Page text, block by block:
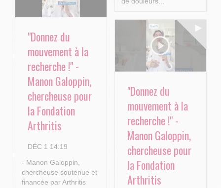
"Donnez du
mouvement à la
recherche !" -
Manon Galoppin,
chercheuse pour
la Fondation
Arthritis
DÉC 1 14:19
- Manon Galoppin,
chercheuse soutenue et
financée par Arthritis
"Donnez du
mouvement à la
recherche !" -
Manon Galoppin,
chercheuse pour
la Fondation
Arthritis